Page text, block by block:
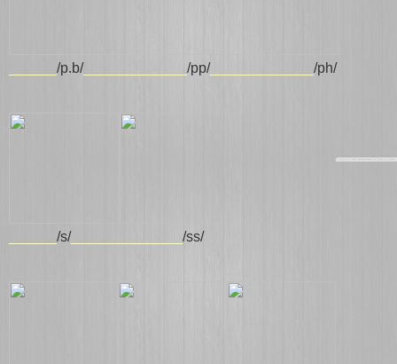
/p.b/_____________ /pp/_____________ /ph/
/s/______________ /ss/